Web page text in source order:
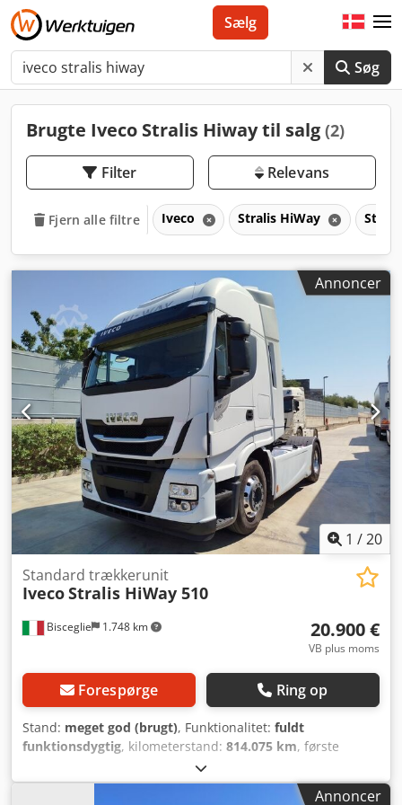
Søg
Sælg
Brugte Iveco Stralis Hiway til salg (2)
Filter Relevans
Fjern alle filtre Iveco Stralis HiWay
Annoncer
1 /20
Bisceglie 1.748 km
Standard trækkerunit
IvecoStralis HiWay 510
20.900 €
VB plus moms
Forespørge Ring op
Stand: meget god (brugt), Funktionalitet: fuldt
funktionsdygtig, kilometerstand: 814.075 km, første
, brændstoftype:
/80, akslekonfiguration:4x2, brændstof:diesel, farve:hvid,
Annoncer